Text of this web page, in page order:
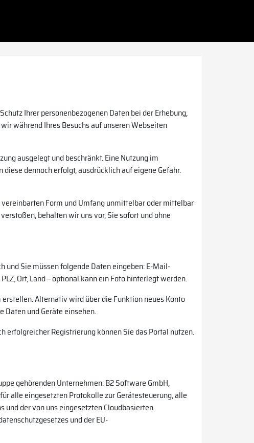
Ihrer personenbezogenen Daten bei der Erhebung,
während Ihres Besuchs auf unseren Webseiten
ausgelegt und beschränkt. Eine Nutzung im
dennoch erfolgt, ausdrücklich auf eigene Gefahr.
Form und Umfang unmittelbar oder mittelbar
behalten wir uns vor, Sie sofort und ohne
Sie müssen folgende Daten eingeben: E-Mail-
Ort, Land – optional kann ein Foto hinterlegt werden.
Alternativ wird über die Funktion neues Konto
Daten und Geräte einsehen.
erfolgreicher Registrierung können Sie das Portal nutzen.
gehörenden Unternehmen: B2 Software GmbH,
alle eingesetzten Protokolle zur Gerätesteuerung, alle
der von uns eingesetzten Cloudbasierten
und der EU-